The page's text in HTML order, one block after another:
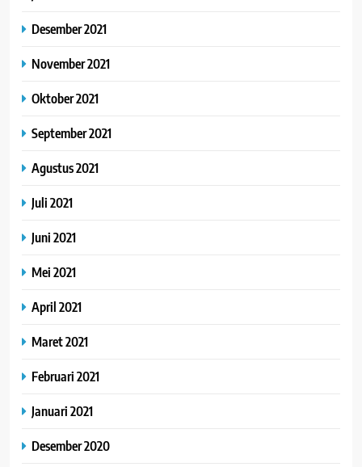
Desember 2021
November 2021
Oktober 2021
September 2021
Agustus 2021
Juli 2021
Juni 2021
Mei 2021
April 2021
Maret 2021
Februari 2021
Januari 2021
Desember 2020